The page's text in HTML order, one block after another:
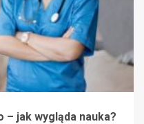
– jak wygląda nauka?